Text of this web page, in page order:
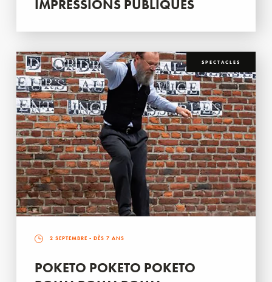
IMPRESSIONS PUBLIQUES
SPECTACLES
2 SEPTEMBRE - DÈS 7 ANS
POKETO POKETO POKETO